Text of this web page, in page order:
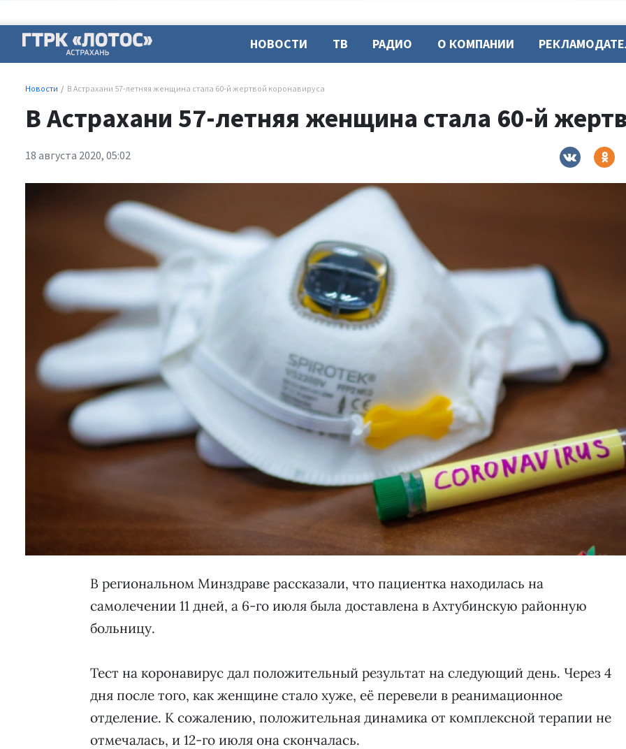
НОВОСТИ ТВ РАДИО О КОМПАНИИ
Новости В Астрахани 57-летняя женщина стала 60-й жертвой коронавируса
В Астрахани 57-летняя женщина стала 60-й
18 августа 2020, 05:02
В региональном Минздраве рассказали, что пациентка находилась на
самолечении 11 дней, а 6-го июля была доставлена в Ахтубинскую районную
больницу.
Тест на коронавирус дал положительный результат на следующий день. Через 4
дня после того, как женщине стало хуже, её перевели в реанимационное
отделение. К сожалению, положительная динамика от комплексной терапии не
отмечалась, и 12-го июля она скончалась.